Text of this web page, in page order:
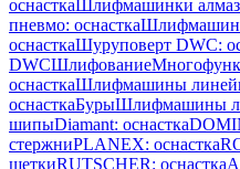
оснасткаШлифмашинки
пневмо: оснастка
оснасткаШуруповерт DWC:
DWCШлифование
оснасткаШлифмашины
оснасткаБурыШлифмашины
шипыDiamant: оснастка
стержниPLANEX: оснастка
щеткиRUTSCHER: оснастка